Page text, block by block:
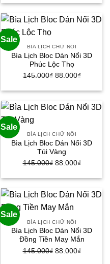
145.000₫.
là:
Sale
BÌA LỊCH CHỮ NỔI
Bìa Lịch Bloc Dán Nổi 3D
Phúc Lộc Thọ
145.000₫ Giá
145.000₫.
88.000₫
là:
Sale
BÌA LỊCH CHỮ NỔI
Bìa Lịch Bloc Dán Nổi 3D
Túi Vàng
145.000₫ Giá
145.000₫.
88.000₫
là:
Sale
BÌA LỊCH CHỮ NỔI
Bìa Lịch Bloc Dán Nổi 3D
Đồng Tiền May Mắn
145.000₫ Giá
88.000₫